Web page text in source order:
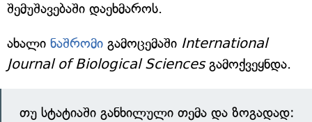
შემუშავებაში დაეხმაროს.
ახალი ნაშრომი გამოცემაში International
Journal of Biological Sciencesგამოქვეყნდა.
თუ სტატიაში განხილული თემა და ზოგადად: